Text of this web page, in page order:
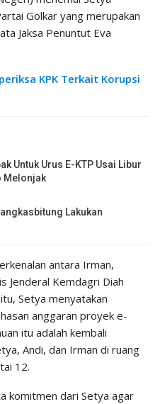
Golkar yang merupakan
Jaksa Penuntut Eva
KPK Terkait Korupsi
Untuk Urus E-KTP Usai Libur
Melonjak
Lakukan
antara Irman,
Jenderal Kemdagri Diah
Setya menyatakan
anggaran proyek e-
itu adalah kembali
Andi, dan Irman di ruang
12.
komitmen dari Setya agar